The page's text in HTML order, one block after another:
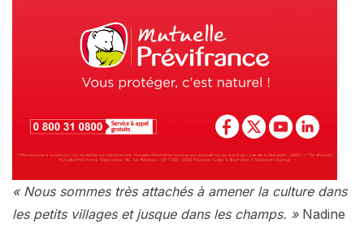
« Nous sommes très attachés à amener la culture dans
les petits villages et jusque dans les champs. »Nadine